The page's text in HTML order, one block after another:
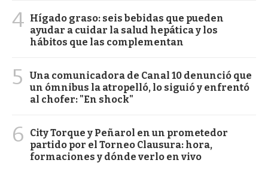
4 Hígado graso: seis bebidas que pueden
ayudar a cuidar la salud hepática y los
hábitos que las complementan
5
Una comunicadora de Canal 10 denunció que
un ómnibus la atropelló, lo siguió y enfrentó
al chofer: "En shock"
6
City Torque y Peñarol en un prometedor
partido por el Torneo Clausura: hora,
formaciones y dónde verlo en vivo